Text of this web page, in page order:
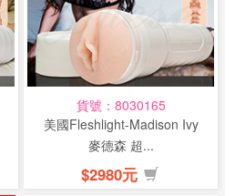
貨號：8030165
美國Fleshlight-Madison Ivy
麥德森 超...
$2980元